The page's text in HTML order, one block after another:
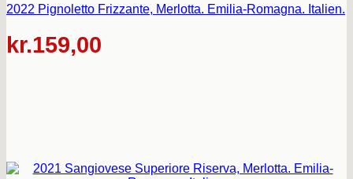
2022 Pignoletto Frizzante, Merlotta. Emilia-Romagna. Italien.
kr.159,00